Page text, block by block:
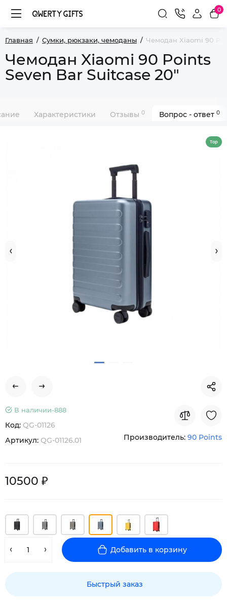
0
Главная Сумки, рюкзаки, чемоданы Чемодан Xiaomi 90
Чемодан Xiaomi 90 Points
Seven Bar Suitcase 20"
Характеристики Отзывы 0 Вопрос - ответ 0
Top
В наличии-888
Код: QG-01126
Артикул: QG-01126.01 Производитель: 90 Points
10500 ₽
Добавить в корзину
Быстрый заказ